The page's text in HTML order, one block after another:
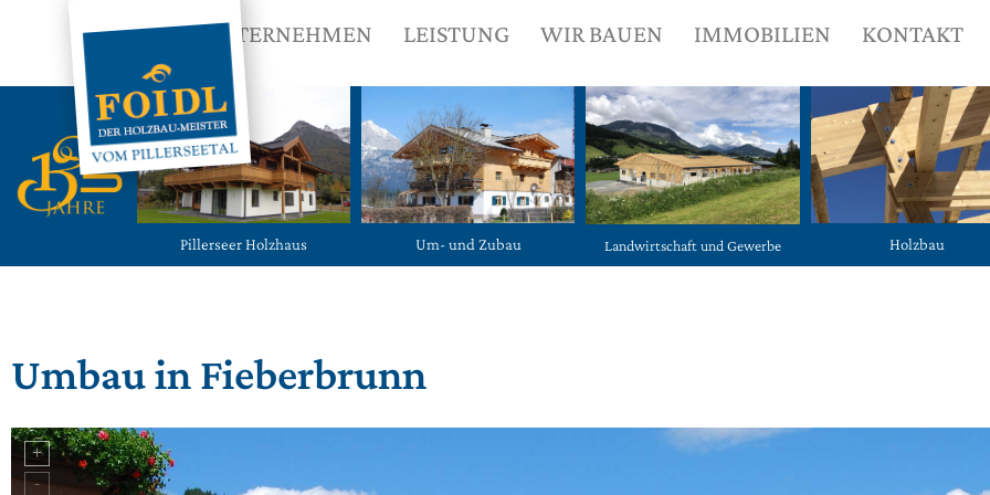
UNTERNEHMEN LEISTUNG WIR BAUEN IMMOBILIEN KONTAKT
Pillerseer Holzhaus Um- und Zubau Landwirtschaft und Gewerbe Holzbau
Umbau in Fieberbrunn